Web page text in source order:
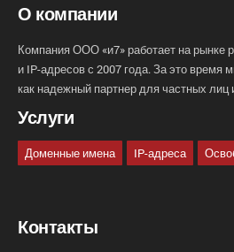
О компании
Компания ООО «и7» работает на рынке
и IP-адресов с 2007 года. За это время
как надежный партнер для частных лиц
Услуги
Доменные имена IP-адреса
Контакты